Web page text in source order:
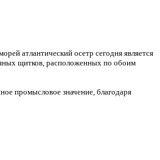
атлантический осетр сегодня является
щитков, расположенных по обоим
промысловое значение, благодаря